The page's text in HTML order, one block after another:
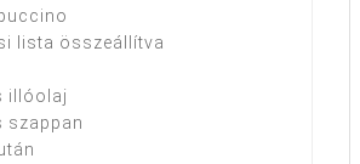
lista összeállítva
illóolaj
szappan